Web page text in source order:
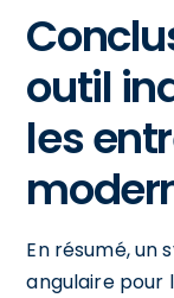
outil
les
En résumé, un
angulaire pour